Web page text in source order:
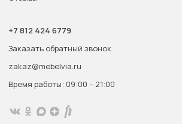
+7 812 424 6779
Заказать обратный звонок
zakaz@mebelvia.ru
Время работы: 09:00 – 21:00